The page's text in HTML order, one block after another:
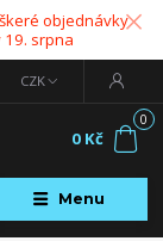
objednávky
srpna
Menu
CZK
0
0 Kč